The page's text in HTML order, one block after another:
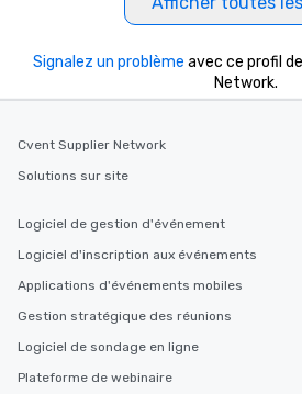
Signalez un problème avec ce profil
Network.
Cvent Supplier Network
Solutions sur site
Logiciel de gestion d'événement
Logiciel d'inscription aux événements
Applications d'événements mobiles
Gestion stratégique des réunions
Logiciel de sondage en ligne
Plateforme de webinaire